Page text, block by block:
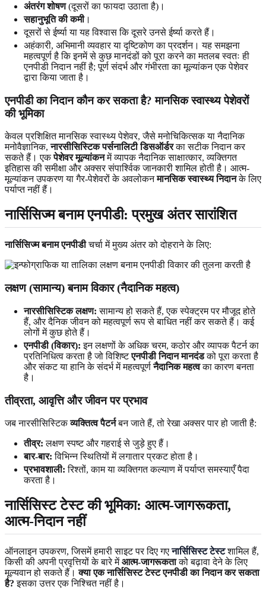
अंतरंग शोषण(दूसरों का फायदा उठाता है)।
सहानुभूति की कमी।
दूसरों से ईर्ष्या या यह विश्वास कि दूसरे उनसे ईर्ष्या करते हैं।
अहंकारी, अभिमानी व्यवहार या दृष्टिकोण का प्रदर्शन। यह समझना
महत्वपूर्ण है कि इनमें से कुछ मानदंडों को पूरा करने का मतलब स्वतः ही
एनपीडी निदान नहीं है; पूर्ण संदर्भ और गंभीरता का मूल्यांकन एक पेशेवर
द्वारा किया जाता है।
एनपीडी का निदान कौन कर सकता है? मानसिक स्वास्थ्य पेशेवरों
की भूमिका
केवल प्रशिक्षित मानसिक स्वास्थ्य पेशेवर, जैसे मनोचिकित्सक या नैदानिक
मनोवैज्ञानिक,नारसीसिस्टिक पर्सनालिटी डिसऑर्डरका सटीक निदान कर
सकते हैं। एकपेशेवर मूल्यांकनमें व्यापक नैदानिक साक्षात्कार, व्यक्तिगत
इतिहास की समीक्षा और अक्सर संपार्श्विक जानकारी शामिल होती है। आत्म-
मूल्यांकन उपकरण या गैर-पेशेवरों के अवलोकनमानसिक स्वास्थ्य निदानके लिए
पर्याप्त नहीं हैं।
नार्सिसिज्म बनाम एनपीडी: प्रमुख अंतर सारांशित
नार्सिसिज्म बनाम एनपीडीचर्चा में मुख्य अंतर को दोहराने के लिए:
लक्षण (सामान्य) बनाम विकार (नैदानिक महत्व)
नारसीसिस्टिक लक्षण: सामान्य हो सकते हैं, एक स्पेक्ट्रम पर मौजूद होते
हैं, और दैनिक जीवन को महत्वपूर्ण रूप से बाधित नहीं कर सकते हैं। कई
लोगों में कुछ होते हैं।
एनपीडी (विकार): इन लक्षणों के अधिक चरम, कठोर और व्यापक पैटर्न का
प्रतिनिधित्व करता है जो विशिष्टएनपीडी निदान मानदंडको पूरा करता है
और संकट या हानि के संदर्भ में महत्वपूर्णनैदानिक महत्वका कारण बनता
है।
तीव्रता, आवृत्ति और जीवन पर प्रभाव
जब नारसीसिस्टिकव्यक्तित्व पैटर्नबन जाते हैं, तो रेखा अक्सर पार हो जाती है:
तीव्र: लक्षण स्पष्ट और गहराई से जुड़े हुए हैं।
बार-बार: विभिन्न स्थितियों में लगातार प्रकट होता है।
प्रभावशाली: रिश्तों, काम या व्यक्तिगत कल्याण में पर्याप्त समस्याएँ पैदा
करता है।
नार्सिसिस्ट टेस्ट की भूमिका: आत्म-जागरूकता,
आत्म-निदान नहीं
ऑनलाइन उपकरण, जिसमें हमारी साइट पर दिए गएनार्सिसिस्ट टेस्टशामिल हैं,
किसी की अपनी प्रवृत्तियों के बारे मेंआत्म-जागरूकताको बढ़ावा देने के लिए
मूल्यवान हो सकते हैं।क्या एक नार्सिसिस्ट टेस्ट एनपीडी का निदान कर सकता
है? इसका उत्तर एक निश्चित नहीं है।